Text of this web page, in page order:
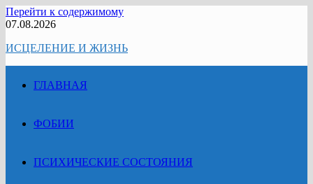
Перейти к содержимому
07.08.2026
ИСЦЕЛЕНИЕ И ЖИЗНЬ
ГЛАВНАЯ
ФОБИИ
ПСИХИЧЕСКИЕ СОСТОЯНИЯ